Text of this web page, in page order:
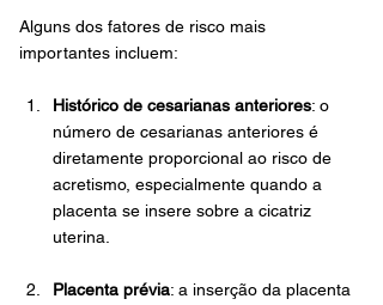
Alguns dos fatores de risco mais
importantes incluem:
Histórico de cesarianas anteriores: o
número de cesarianas anteriores é
diretamente proporcional ao risco de
acretismo, especialmente quando a
placenta se insere sobre a cicatriz
uterina.
Placenta prévia: a inserção da placenta